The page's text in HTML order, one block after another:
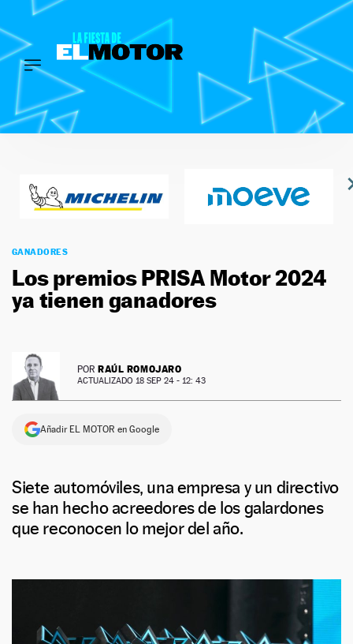
Saltar
contenido
INICIO
PREMIOS
MOTOR
GANADORES
Los premios PRISA Motor 2024
ya tienen ganadores
POR RAÚL ROMOJARO
ACTUALIZADO 18 SEP 24 - 12: 43
Añadir EL MOTOR en Google
Siete automóviles, una empresa y un directivo
se han hecho acreedores de los galardones
que reconocen lo mejor del año.